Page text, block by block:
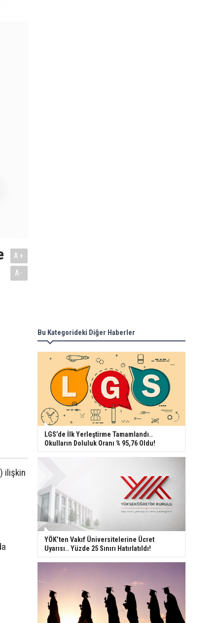
A+
A-
ilişkin
Bu Kategorideki Diğer Haberler
LGS’de İlk Yerleştirme Tamamlandı..
Okulların Doluluk Oranı % 95,76 Oldu!
YÖK’ten Vakıf Üniversitelerine Ücret
Uyarısı.. Yüzde 25 Sınırı Hatırlatıldı!